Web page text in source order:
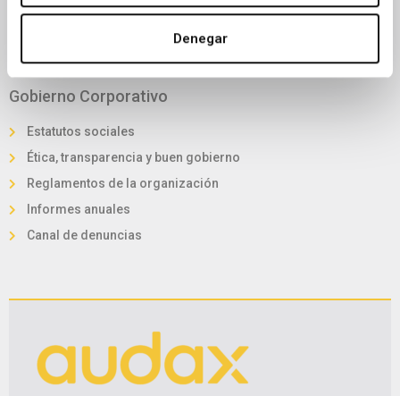
Denegar
Gobierno Corporativo
Estatutos sociales
Ética, transparencia y buen gobierno
Reglamentos de la organización
Informes anuales
Canal de denuncias